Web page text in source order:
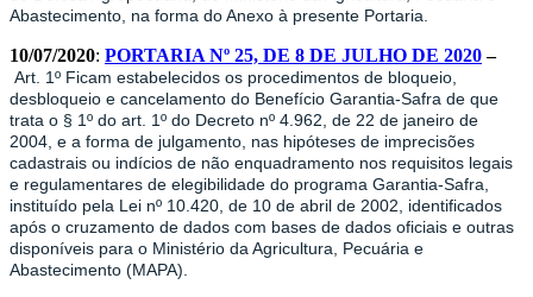
Abastecimento, na forma do Anexo à presente Portaria.
10/07/2020: PORTARIA Nº 25, DE 8 DE JULHO DE 2020–
Art. 1º Ficam estabelecidos os procedimentos de bloqueio,
desbloqueio e cancelamento do Benefício Garantia-Safra de que
trata o § 1º do art. 1º do Decreto nº 4.962, de 22 de janeiro de
2004, e a forma de julgamento, nas hipóteses de imprecisões
cadastrais ou indícios de não enquadramento nos requisitos legais
e regulamentares de elegibilidade do programa Garantia-Safra,
instituído pela Lei nº 10.420, de 10 de abril de 2002, identificados
após o cruzamento de dados com bases de dados oficiais e outras
disponíveis para o Ministério da Agricultura, Pecuária e
Abastecimento (MAPA).